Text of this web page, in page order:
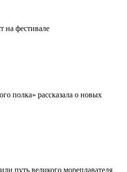
на фестивале
полка» рассказала о новых
путь великого мореплавателя